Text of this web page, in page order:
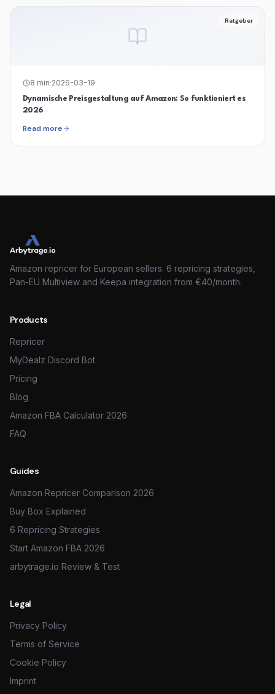
Ratgeber
8 min·2026-03-19
Dynamische Preisgestaltung auf Amazon: So funktioniert es
2026
Read more
Amazon repricer for European sellers. 6 repricing strategies,
Pan-EU Multiview and Keepa integration from €40/month.
Products
Repricer
MyDealz Discord Bot
Pricing
Blog
Amazon FBA Calculator 2026
FAQ
Guides
Amazon Repricer Comparison 2026
Buy Box Explained
6 Repricing Strategies
Start Amazon FBA 2026
arbytrage.io Review & Test
Legal
Privacy Policy
Terms of Service
Cookie Policy
Imprint